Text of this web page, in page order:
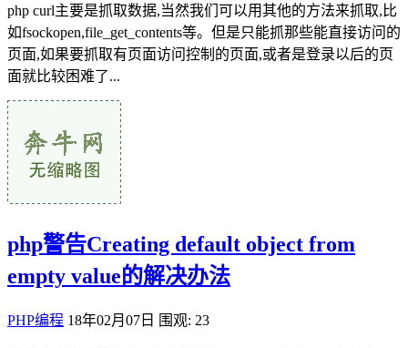
php curl主要是抓取数据,当然我们可以用其他的方法来抓取,比
如fsockopen,file_get_contents等。但是只能抓那些能直接访问的
页面,如果要抓取有页面访问控制的页面,或者是登录以后的页
面就比较困难了...
php警告Creating default object from
empty value的解决办法
PHP编程 18年02月07日 围观: 23